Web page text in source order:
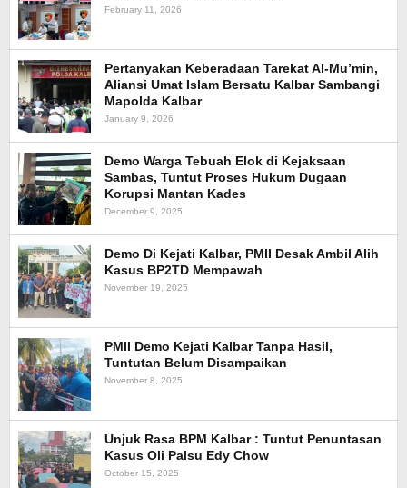
February 11, 2026
Pertanyakan Keberadaan Tarekat Al-Mu’min,
Aliansi Umat Islam Bersatu Kalbar Sambangi
Mapolda Kalbar
January 9, 2026
Demo Warga Tebuah Elok di Kejaksaan
Sambas, Tuntut Proses Hukum Dugaan
Korupsi Mantan Kades
December 9, 2025
Demo Di Kejati Kalbar, PMII Desak Ambil Alih
Kasus BP2TD Mempawah
November 19, 2025
PMII Demo Kejati Kalbar Tanpa Hasil,
Tuntutan Belum Disampaikan
November 8, 2025
Unjuk Rasa BPM Kalbar : Tuntut Penuntasan
Kasus Oli Palsu Edy Chow
October 15, 2025